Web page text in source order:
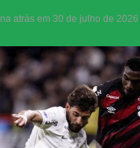
atrás em 30 de julho de 2026